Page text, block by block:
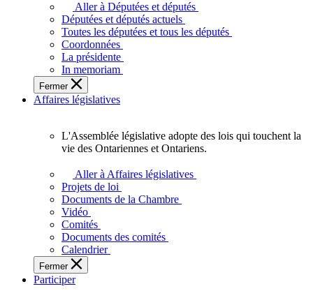
députés
vous
représentent
sein
de
l'Assemblée
législative
l'Ontario.
Aller à Députées et députés
Députées et députés actuels
Toutes les députées et tous les députés
Coordonnées
La présidente
In memoriam
Fermer
Affaires législatives
L'Assemblée
adopte
touchent
des
Ontariennes
et
L'Assemblée législative adopte des lois qui touchent la
vie des Ontariennes et Ontariens.
Aller à Affaires législatives
Projets de loi
Documents de la Chambre
Vidéo
Comités
Documents des comités
Calendrier
Fermer
Participer